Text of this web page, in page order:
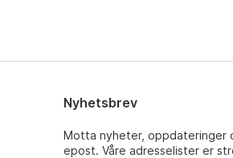
Nyhetsbrev
Motta nyheter, oppdateringer
epost. Våre adresselister er